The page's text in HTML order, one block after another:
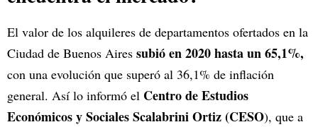
El valor de los alquileres de departamentos ofertados en la
Ciudad de Buenos Aires subió en 2020 hasta un 65,1%,
con una evolución que superó al 36,1% de inflación
general. Así lo informó el Centro de Estudios
Económicos y Sociales Scalabrini Ortiz (CESO), que a